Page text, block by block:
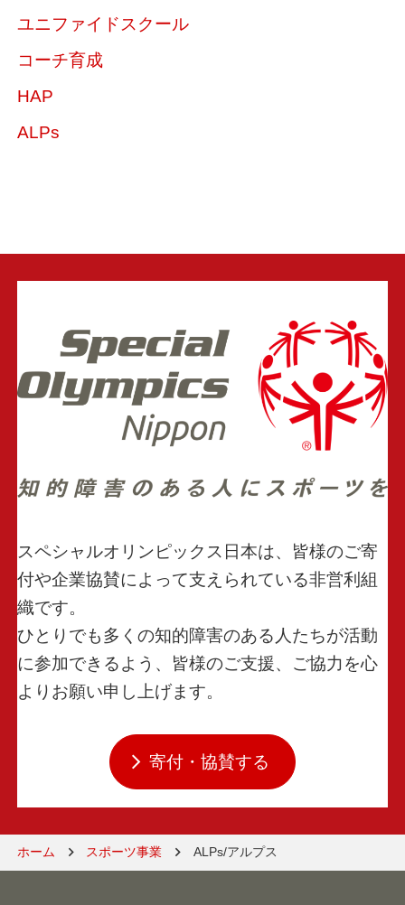
ユニファイドスクール
コーチ育成
HAP
ALPs
スペシャルオリンピックス日本は、皆様のご寄
付や企業協賛によって支えられている非営利組
織です。
ひとりでも多くの知的障害のある人たちが活動
に参加できるよう、皆様のご支援、ご協力を心
よりお願い申し上げます。
寄付・協賛する
ホーム スポーツ事業 ALPs/アルプス